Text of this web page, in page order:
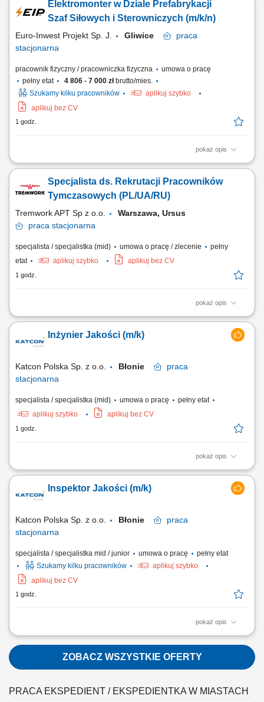
producentów. Weryfikacja BOM i zapewnienie zgodności części z
wymaganiami klienta. Wspieranie procesu alternatywy komponentów
Elektromonter w Dziale Prefabrykacji
Szaf Siłowych i Sterowniczych (m/k/n)
Euro-Inwest Projekt Sp. J. Gliwice
praca
stacjonarna
pracownik fizyczny / pracowniczka fizyczna
umowa o pracę
pełny etat
4 806 - 7 000 złbrutto/mies.
Szukamy kilku pracowników
aplikuj szybko
aplikuj bez CV
1 godz.
pokaż opis
przygotowanie materiałów do procesu prefabrykacji; przygotowanie
prefabrykowanych zgodnie z dokumentacją techniczną; przygotowanie
form produkcyjnych oraz elementów konstrukcyjnych; obsługa narzędzi
Specjalista ds. Rekrutacji Pracowników
Tymczasowych (PL/UA/RU)
Tremwork APT Sp z o.o.
Warszawa, Ursus
praca stacjonarna
specjalista / specjalistka (mid) umowa o pracę / zlecenie
pełny
etat
aplikuj szybko aplikuj bez CV
1 godz.
pokaż opis
Zakres obowiązków: aktywne pozyskiwanie i rekrutacja kandydatów z
Ukrainy, Azji oraz innych krajów, prowadzenie procesów rekrutacyjnych
od publikacji ogłoszeń do zatrudnienia kandydata, przeprowadzanie
rozmów kwalifikacyjnych i selekcja kandydatów, budowanie bazy
Inżynier Jakości (m/k)
Katcon Polska Sp. z o.o. Błonie
praca
stacjonarna
specjalista / specjalistka (mid) umowa o pracę
pełny etat
aplikuj szybko
aplikuj bez CV
1 godz.
pokaż opis
Twój zakres obowiązków Doskonalenie procesów produkcyjnych,
koszty braków) o Inicjowanie i koordynacja działań dla osiągnięcia
celów jakościowych, Podejmowanie działań dla redukcji poziomu
Inspektor Jakości (m/k)
Katcon Polska Sp. z o.o. Błonie
praca
stacjonarna
specjalista / specjalistka mid / junior umowa o pracę
pełny etat
Szukamy kilku pracowników
aplikuj szybko
aplikuj bez CV
1 godz.
pokaż opis
Co będzie należeć do Twoich obowiązków? Bieżąca kontrola jakości
wyrobów w trakcie procesu produkcji, Końcowa kontrola produktów
finalnych schodzących z linii produkcyjnej, Współpraca z innymi
działami w celu rozwiązywania problemów jakościowych, Dbałość o
ZOBACZ WSZYSTKIE OFERTY
PRACA EKSPEDIENT / EKSPEDIENTKA W MIASTACH